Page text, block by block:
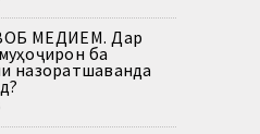
МЕДИҲЕМ. Дар
ба
назоратшаванда